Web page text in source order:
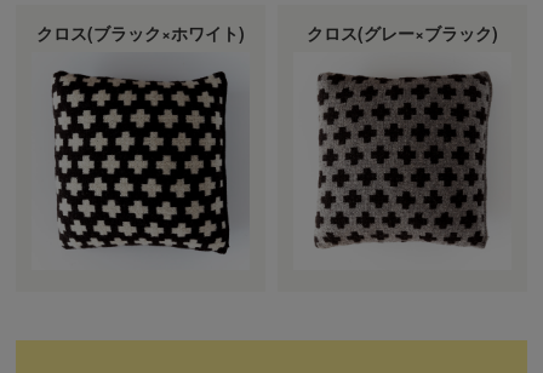
クロス(ブラック×ホワイト) クロス(グレー×ブラック)